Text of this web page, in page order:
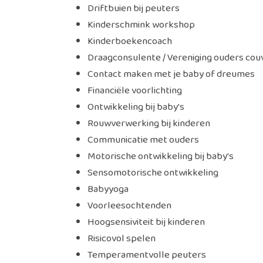
Driftbuien bij peuters
Kinderschmink workshop
Kinderboekencoach
Draagconsulente / Vereniging ouders
Contact maken met je baby of dreumes
Financiële voorlichting
Ontwikkeling bij baby's
Rouwverwerking bij kinderen
Communicatie met ouders
Motorische ontwikkeling bij baby's
Sensomotorische ontwikkeling
Babyyoga
Voorleesochtenden
Hoogsensiviteit bij kinderen
Risicovol spelen
Temperamentvolle peuters